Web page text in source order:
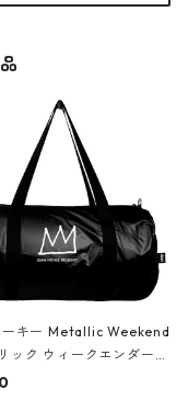
ーキー Metallic Weekend
ック ウィークエンダー
バッグ ショルダーバッグ